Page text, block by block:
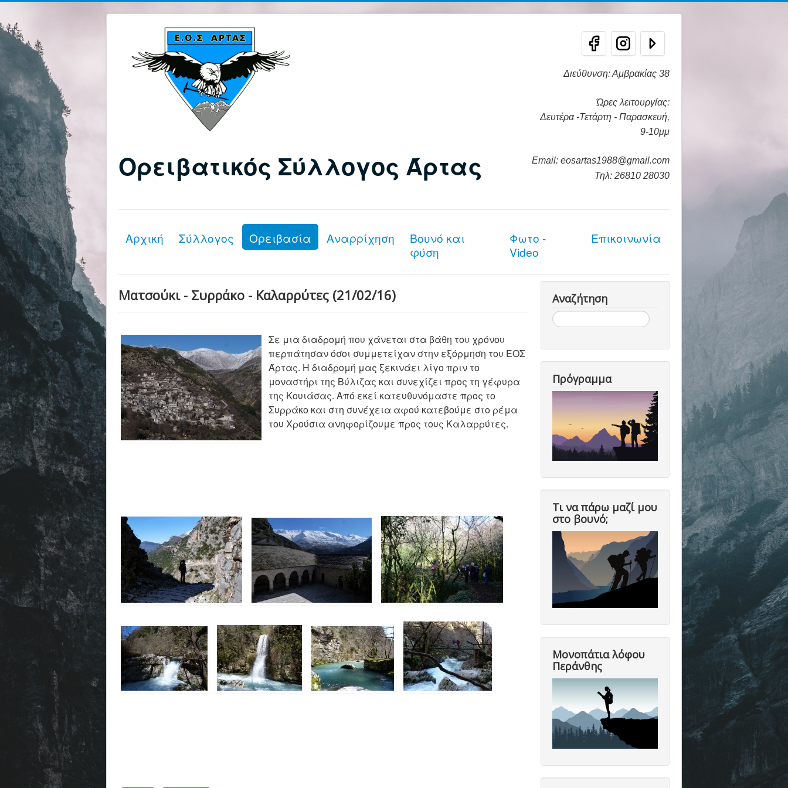
Ορειβατικός Σύλλογος Άρτας
Διεύθυνση: Αμβρακίας 38
Ώρες λειτουργίας:
Δευτέρα -Τετάρτη - Παρασκευή,
9-10μμ
Email: eosartas1988@gmail.com
Τηλ: 26810 28030
Αρχική Σύλλογος Ορειβασία Αναρρίχηση
Βουνό και
φύση
Φωτο -
Video
Επικοινωνία
Ματσούκι - Συρράκο - Καλαρρύτες (21/02/16)
Σε μια διαδρομή που χάνεται στα βάθη του χρόνου
περπάτησαν όσοι συμμετείχαν στην εξόρμηση του ΕΟΣ
Άρτας. Η διαδρομή μας ξεκινάει λίγο πριν το
μοναστήρι της Βύλιζας και συνεχίζει προς τη γέφυρα
της Κουιάσας. Από εκεί κατευθυνόμαστε προς το
Συρράκο και στη συνέχεια αφού κατεβούμε στο ρέμα
του Χρούσια ανηφορίζουμε προς τους Καλαρρύτες.
Αναζήτηση
Αναζήτηση...
Πρόγραμμα
Τι να πάρω μαζί μου
στο βουνό;
Μονοπάτια λόφου
Περάνθης